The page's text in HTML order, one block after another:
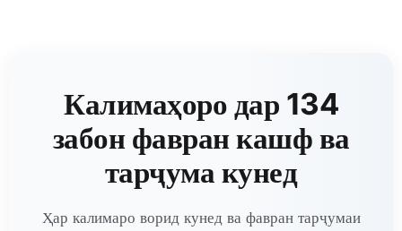
Калимаҳоро дар 134
забон фавран кашф ва
тарҷума кунед
Ҳар калимаро ворид кунед ва фавран тарҷумаи